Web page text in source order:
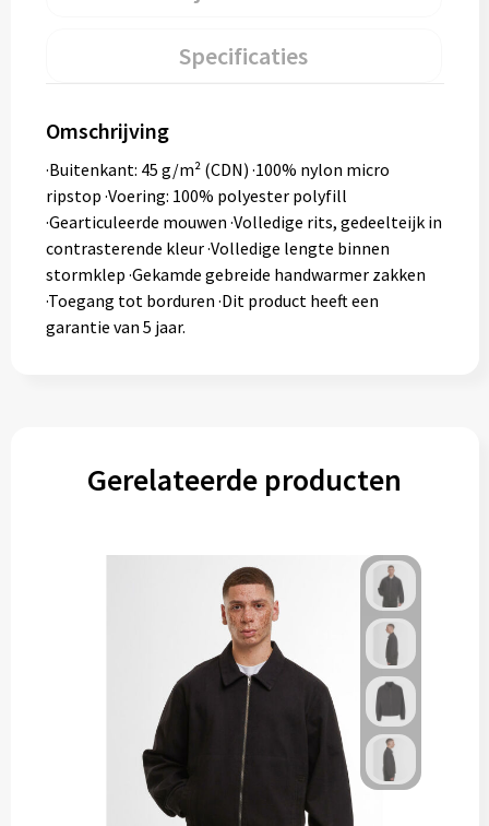
Specificaties
Omschrijving
·Buitenkant: 45 g/m² (CDN) ·100% nylon micro
ripstop ·Voering: 100% polyester polyfill
·Gearticuleerde mouwen ·Volledige rits, gedeelteijk in
contrasterende kleur ·Volledige lengte binnen
stormklep ·Gekamde gebreide handwarmer zakken
·Toegang tot borduren ·Dit product heeft een
garantie van 5 jaar.
Gerelateerde producten